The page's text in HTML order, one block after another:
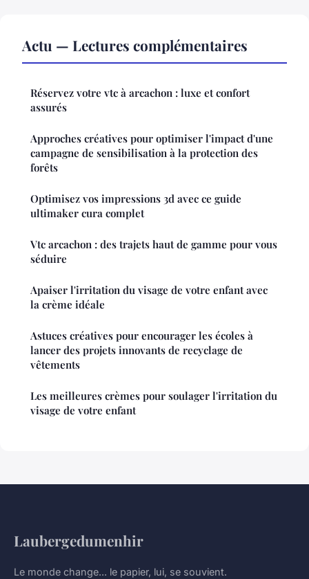
Actu — Lectures complémentaires
Réservez votre vtc à arcachon : luxe et confort
assurés
Approches créatives pour optimiser l'impact d'une
campagne de sensibilisation à la protection des
forêts
Optimisez vos impressions 3d avec ce guide
ultimaker cura complet
Vtc arcachon : des trajets haut de gamme pour vous
séduire
Apaiser l'irritation du visage de votre enfant avec
la crème idéale
Astuces créatives pour encourager les écoles à
lancer des projets innovants de recyclage de
vêtements
Les meilleures crèmes pour soulager l'irritation du
visage de votre enfant
Laubergedumenhir
Le monde change... le papier, lui, se souvient.